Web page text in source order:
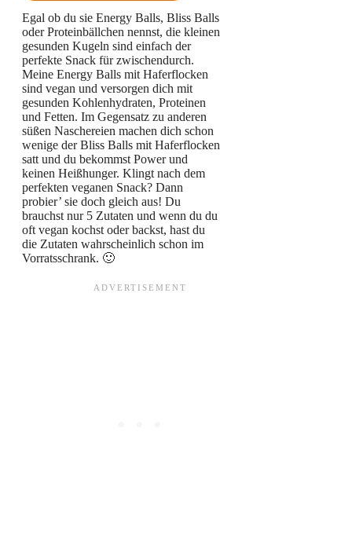
Egal ob du sie Energy Balls, Bliss Balls
oder Proteinbällchen nennst, die kleinen
gesunden Kugeln sind einfach der
perfekte Snack für zwischendurch.
Meine Energy Balls mit Haferflocken
sind vegan und versorgen dich mit
gesunden Kohlenhydraten, Proteinen
und Fetten. Im Gegensatz zu anderen
süßen Naschereien machen dich schon
wenige der Bliss Balls mit Haferflocken
satt und du bekommst Power und
keinen Heißhunger. Klingt nach dem
perfekten veganen Snack? Dann
probier’ sie doch gleich aus! Du
brauchst nur 5 Zutaten und wenn du du
oft vegan kochst oder backst, hast du
die Zutaten wahrscheinlich schon im
Vorratsschrank. 🙂